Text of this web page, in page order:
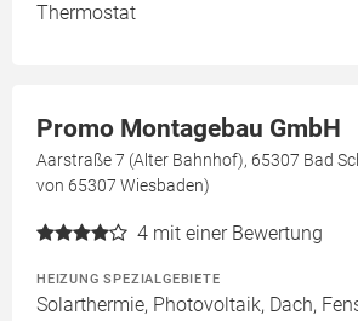
Thermostat
Promo Montagebau GmbH
Aarstraße 7 (Alter Bahnhof), 65307 Bad
von 65307 Wiesbaden)
4 mit einer Bewertung
HEIZUNG SPEZIALGEBIETE
Solarthermie, Photovoltaik, Dach,